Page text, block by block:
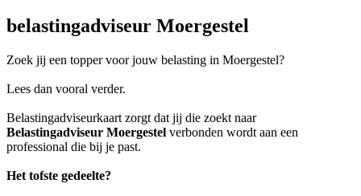
belastingadviseur Moergestel
Zoek jij een topper voor jouw belasting in Moergestel?
Lees dan vooral verder.
Belastingadviseurkaart zorgt dat jij die zoekt naar
Belastingadviseur Moergestel verbonden wordt aan een
professional die bij je past.
Het tofste gedeelte?